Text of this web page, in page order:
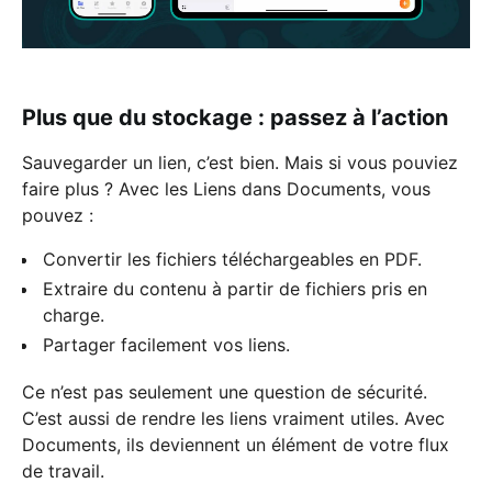
Plus que du stockage : passez à l’action
Sauvegarder un lien, c’est bien. Mais si vous pouviez
faire plus ? Avec les Liens dans Documents, vous
pouvez :
Convertir les fichiers téléchargeables en PDF.
Extraire du contenu à partir de fichiers pris en
charge.
Partager facilement vos liens.
Ce n’est pas seulement une question de sécurité.
C’est aussi de rendre les liens vraiment utiles. Avec
Documents, ils deviennent un élément de votre flux
de travail.